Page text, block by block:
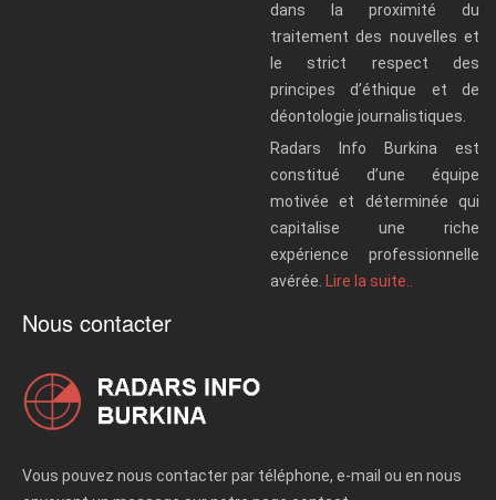
dans la proximité du
traitement des nouvelles et
le strict respect des
principes d’éthique et de
déontologie journalistiques.
Radars Info Burkina est
constitué d’une équipe
motivée et déterminée qui
capitalise une riche
expérience professionnelle
avérée.
Lire la suite..
Nous contacter
Vous pouvez nous contacter par téléphone, e-mail ou en nous